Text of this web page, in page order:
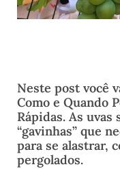
Neste post você
Como e Quando
Rápidas. As uvas
“gavinhas” que
para se alastrar,
pergolados.